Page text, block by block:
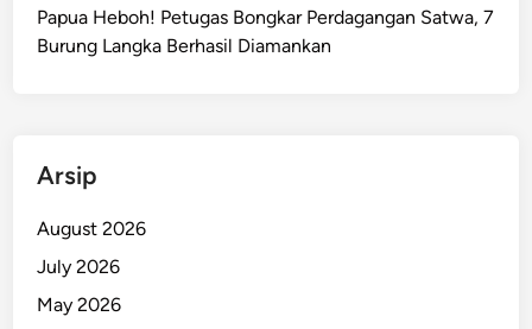
G
r
W
r
g
a
Papua Heboh! Petugas Bongkar Perdagangan Satwa, 7
Burung Langka Berhasil Diamankan
Arsip
August 2026
July 2026
May 2026